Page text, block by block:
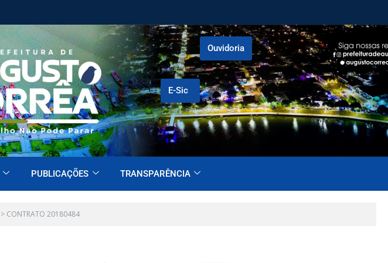
E-Sic
Ouvidoria
PUBLICAÇÕES TRANSPARÊNCIA
> CONTRATO 20180484